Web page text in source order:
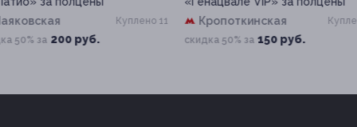
50% за 150 руб.
Куплено 5
Охотный ряд
+12
скидка 30% за 150 руб.